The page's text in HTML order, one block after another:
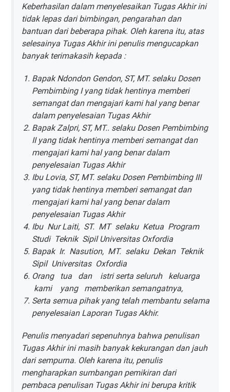
Keberhasilan dalam menyelesaikan Tugas Akhir ini
tidak lepas dari bimbingan, pengarahan dan
bantuan dari beberapa pihak. Oleh karena itu, atas
selesainya Tugas Akhir ini penulis mengucapkan
banyak terimakasih kepada :
Bapak Ndondon Gendon, ST, MT. selaku Dosen
Pembimbing I yang tidak hentinya memberi
semangat dan mengajari kami hal yang benar
dalam penyelesaian Tugas Akhir
Bapak Zalpri, ST, MT.. selaku Dosen Pembimbing
II yang tidak hentinya memberi semangat dan
mengajari kami hal yang benar dalam
penyelesaian Tugas Akhir
Ibu Lovia, ST, MT. selaku Dosen Pembimbing III
yang tidak hentinya memberi semangat dan
mengajari kami hal yang benar dalam
penyelesaian Tugas Akhir
Ibu Nur Laiti, ST. MT selaku Ketua Program
Studi Teknik Sipil Universitas Oxfordia
Bapak Ir. Nasution, MT. selaku Dekan Teknik
Sipil Universitas Oxfordia
Orang tua dan istri serta seluruh keluarga
kami yang memberikan semangatnya,
Serta semua pihak yang telah membantu selama
penyelesaian Laporan Tugas Akhir.
Penulis menyadari sepenuhnya bahwa penulisan
Tugas Akhir ini masih banyak kekurangan dan jauh
dari sempurna. Oleh karena itu, penulis
mengharapkan sumbangan pemikiran dari
pembaca penulisan Tugas Akhir ini berupa kritik